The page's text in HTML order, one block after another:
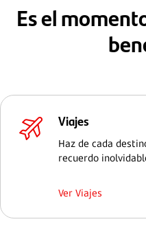
Es el
Viajes
Haz de cada
recuerdo
Ver Viajes